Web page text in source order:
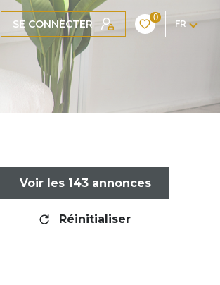
SE CONNECTER
0
FR
Voir les 143annonces
Réinitialiser